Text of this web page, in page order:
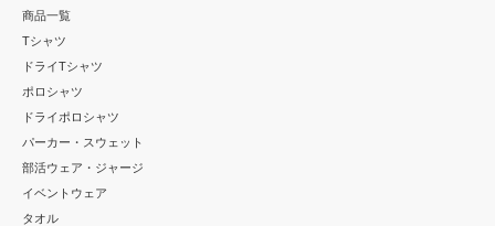
商品一覧
Tシャツ
ドライTシャツ
ポロシャツ
ドライポロシャツ
パーカー・スウェット
部活ウェア・ジャージ
イベントウェア
タオル